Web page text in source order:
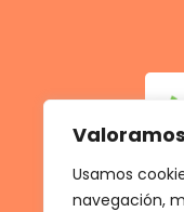
Usamos
navegación,